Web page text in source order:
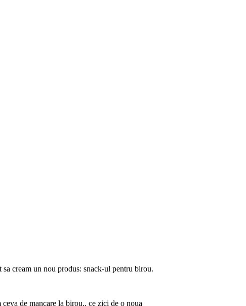
cream un nou produs: snack-ul pentru birou.
de mancare la birou.. ce zici de o noua